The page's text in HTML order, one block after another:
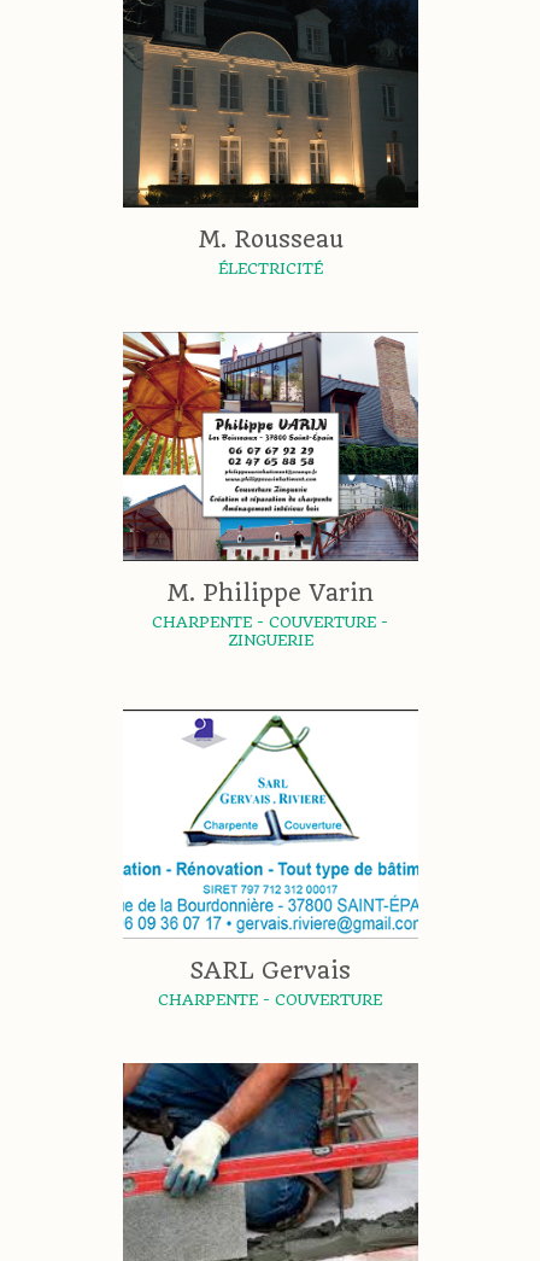
M. Rousseau
ÉLECTRICITÉ
M. Philippe Varin
CHARPENTE - COUVERTURE -
ZINGUERIE
SARL Gervais
CHARPENTE - COUVERTURE